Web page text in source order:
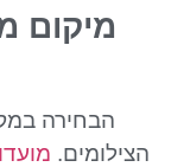
מיקום
הבחירה
הצילומים.